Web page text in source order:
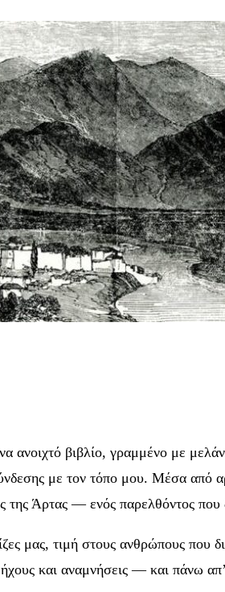
ανοιχτό βιβλίο, γραμμένο με
με τον τόπο μου. Μέσα από
της Άρτας — ενός παρελθόντος που
μας, τιμή στους ανθρώπους
και αναμνήσεις — και πάνω